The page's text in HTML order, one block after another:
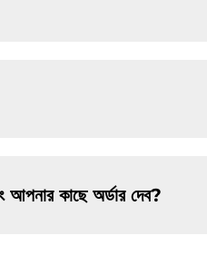
কাছে অর্ডার দেব?